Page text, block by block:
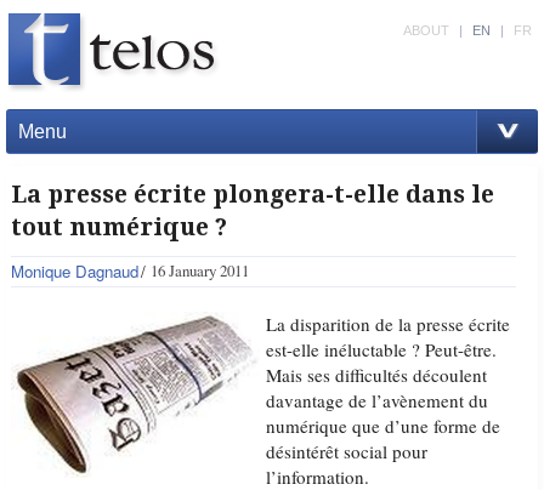
Menu
ABOUT | EN | FR
La presse écrite plongera-t-elle dans le
tout numérique ?
Monique Dagnaud 16 January 2011
La disparition de la presse écrite
est-elle inéluctable ? Peut-être.
Mais ses difficultés découlent
davantage de l’avènement du
numérique que d’une forme de
désintérêt social pour
l’information.